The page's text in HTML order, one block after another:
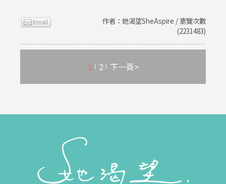
作者：她渴望SheAspire / 瀏覽次數
(2231483)
1 2 下一頁>